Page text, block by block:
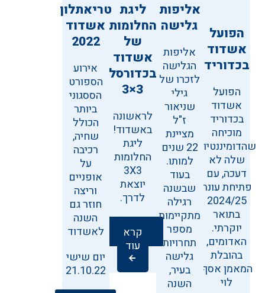
הפועל
אשדוד
בכדוריד
הפועל
אשדוד
בכדוריד
מוכיחה
שהדומיננטיות
שלה לא
דעכה, עם
פתיחת עונת
2024/25
בתואר
יוקרתי.
האדומים,
בהובלת
המאמן אסף
לוי
אליפות
גלישה
אליפות
הגלישה
לזכרו של
גילי
שניאור
ז"ל
מציינת
22 שנים
למותו.
בעוד
שבשנה
רגילה
מתקיימות
מספר
תחרויות
גלישה
בעיר,
השנה
ליגת
החלומות
של
אשדוד
בכדורסל
3×3
לראשונה
באשדוד!
ליגת
החלומות
3X3
יוצאת
לדרך.
קרא
עוד
טריאתלון
אשדוד
2022
אירוע
הספורט
הססגוני
ביותר
הכולל
שחיה,
רכיבה
על
אופניים
וריצה
חוזר גם
השנה
לאשדוד
‬21.10.22